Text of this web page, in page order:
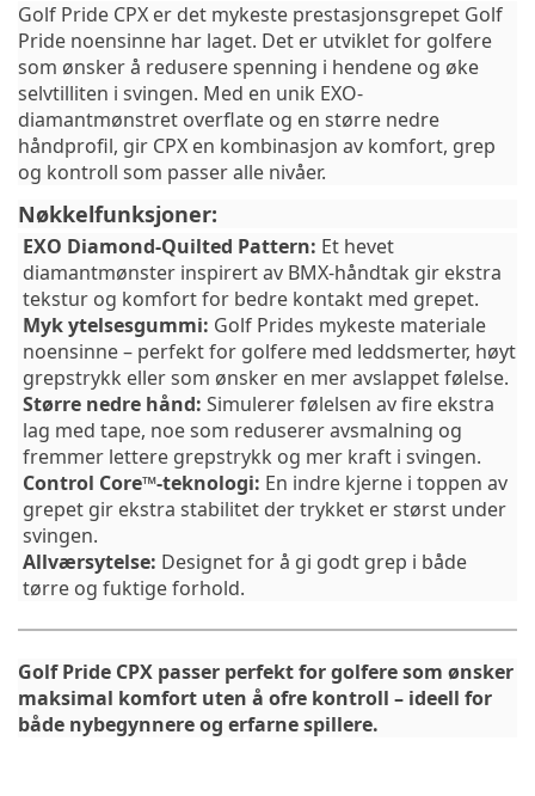
Golf Pride CPX er det mykeste prestasjonsgrepet Golf
Pride noensinne har laget. Det er utviklet for golfere
som ønsker å redusere spenning i hendene og øke
selvtilliten i svingen. Med en unik EXO-
diamantmønstret overflate og en større nedre
håndprofil, gir CPX en kombinasjon av komfort, grep
og kontroll som passer alle nivåer.
Nøkkelfunksjoner:
EXO Diamond-Quilted Pattern: Et hevet
diamantmønster inspirert av BMX-håndtak gir ekstra
tekstur og komfort for bedre kontakt med grepet.
Myk ytelsesgummi: Golf Prides mykeste materiale
noensinne – perfekt for golfere med leddsmerter, høyt
grepstrykk eller som ønsker en mer avslappet følelse.
Større nedre hånd: Simulerer følelsen av fire ekstra
lag med tape, noe som reduserer avsmalning og
fremmer lettere grepstrykk og mer kraft i svingen.
Control Core™-teknologi: En indre kjerne i toppen av
grepet gir ekstra stabilitet der trykket er størst under
svingen.
Allværsytelse: Designet for å gi godt grep i både
tørre og fuktige forhold.
Golf Pride CPX passer perfekt for golfere som ønsker
maksimal komfort uten å ofre kontroll – ideell for
både nybegynnere og erfarne spillere.